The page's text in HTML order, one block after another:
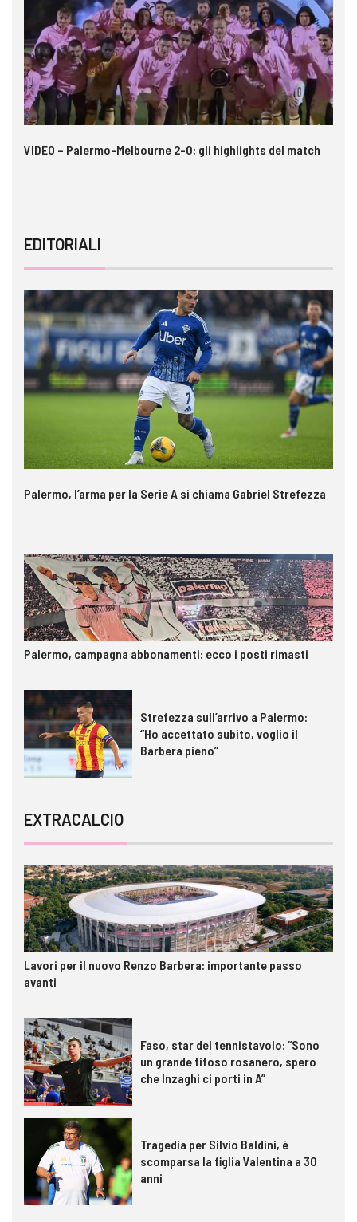
VIDEO – Palermo-Melbourne 2-0: gli highlights del match
EDITORIALI
Palermo, l’arma per la Serie A si chiama Gabriel Strefezza
Palermo, campagna abbonamenti: ecco i posti rimasti
Strefezza sull’arrivo a Palermo:
“Ho accettato subito, voglio il
Barbera pieno”
EXTRACALCIO
Lavori per il nuovo Renzo Barbera: importante passo
avanti
Faso, star del tennistavolo: “Sono
un grande tifoso rosanero, spero
che Inzaghi ci porti in A”
Tragedia per Silvio Baldini, è
scomparsa la figlia Valentina a 30
anni